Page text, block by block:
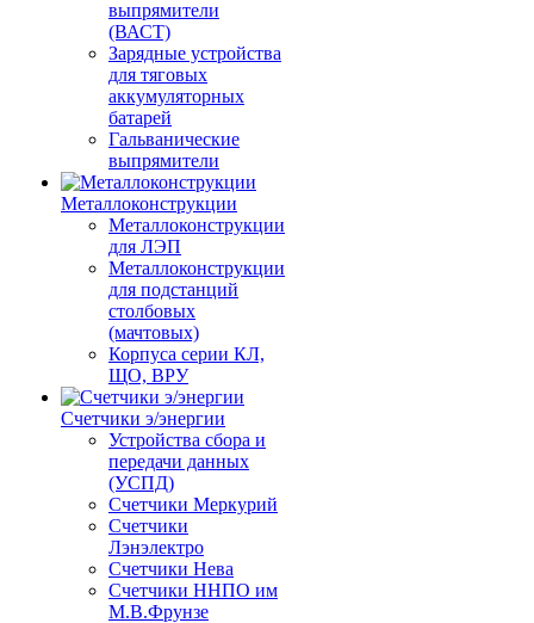
выпрямители
(ВАСТ)
Зарядные устройства
для тяговых
аккумуляторных
батарей
Гальванические
выпрямители
Металлоконструкции
Металлоконструкции
для ЛЭП
Металлоконструкции
для подстанций
столбовых
(мачтовых)
Корпуса серии КЛ,
ЩО, ВРУ
Счетчики э/энергии
Устройства сбора и
передачи данных
(УСПД)
Счетчики Меркурий
Счетчики
Лэнэлектро
Счетчики Нева
Счетчики ННПО им
М.В.Фрунзе